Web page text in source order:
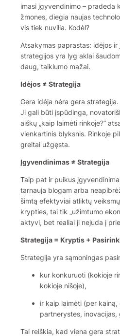
imasi įgyvendinimo – pradeda
žmones, diegia naujas
vis tiek nuvilia. Kodėl?
Atsakymas paprastas: idėjos
strategijos yra lyg aklai
daug, taiklumo mažai.
Idėjos ≠ Strategija
Gera idėja nėra gera
Ji gali būti įspūdinga,
aiškų „kaip laimėti rinkoje?“
vienkartinis blyksnis. Rinkoje
greitai užgęsta.
Įgyvendinimas ≠ Strategija
Taip pat ir puikus
tarnauja blogam arba
šimtą efektyviai atliktų
krypties, tai tik „užimtumo
aktyvi, bet realiai ji nejuda į
Strategija = Kryptis +
Strategija yra sąmoningas
kur konkuruoti (kokioje
kokioje nišoje),
ir kaip laimėti (per kainą,
partnerystes, inovacijas,
Tai reiškia, kad viena gera